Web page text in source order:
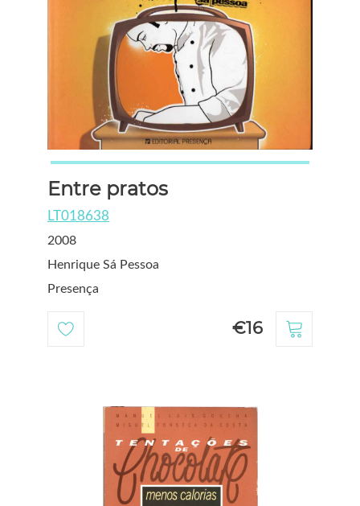
Entre pratos
LT018638
2008
Henrique Sá Pessoa
Presença
€16